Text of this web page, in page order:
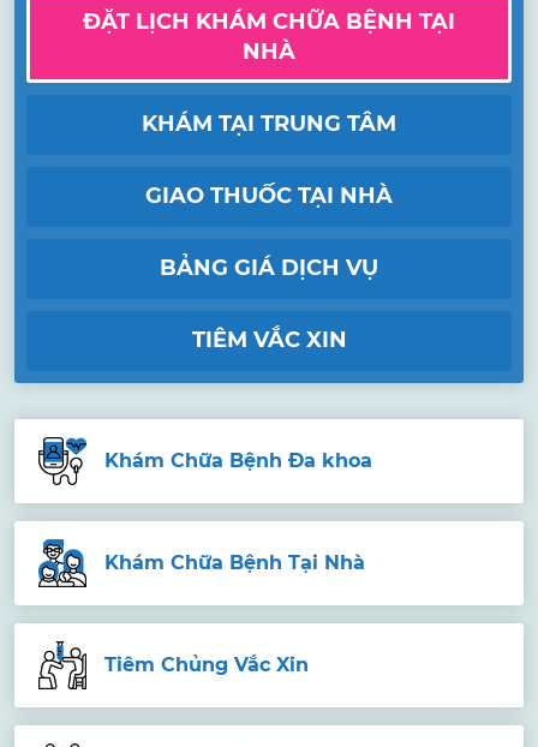
ĐẶT LỊCH KHÁM CHỮA BỆNH TẠI
NHÀ
KHÁM TẠI TRUNG TÂM
GIAO THUỐC TẠI NHÀ
BẢNG GIÁ DỊCH VỤ
TIÊM VẮC XIN
Khám Chữa Bệnh Đa khoa
Khám Chữa Bệnh Tại Nhà
Tiêm Chủng Vắc Xin